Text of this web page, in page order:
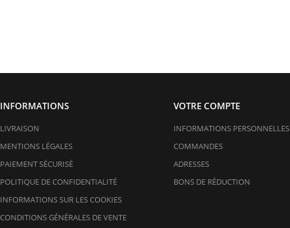
INFORMATIONS
LIVRAISON
MENTIONS LÉGALES
PAIEMENT SÉCURISÉ
POLITIQUE DE CONFIDENTIALITÉ
INFORMATIONS SUR LES COOKIES
CONDITIONS GÉNÉRALES DE VENTE
VOTRE COMPTE
INFORMATIONS PERSONNELLES
COMMANDES
ADRESSES
BONS DE RÉDUCTION